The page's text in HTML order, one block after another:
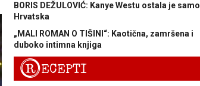
BORIS DEŽULOVIĆ: Kanye Westu ostala je samo
Hrvatska
„MALI ROMAN O TIŠINI“: Kaotična, zamršena i
duboko intimna knjiga
RECEPTI